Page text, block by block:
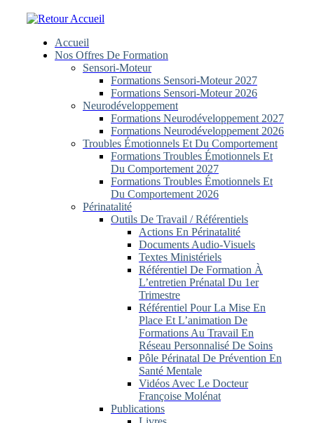
Accueil
Nos Offres De Formation
Sensori-Moteur
Formations Sensori-Moteur 2027
Formations Sensori-Moteur 2026
Neurodéveloppement
Formations Neurodéveloppement 2027
Formations Neurodéveloppement 2026
Troubles Émotionnels Et Du Comportement
Formations Troubles Émotionnels Et
Du Comportement 2027
Formations Troubles Émotionnels Et
Du Comportement 2026
Périnatalité
Outils De Travail / Référentiels
Actions En Périnatalité
Documents Audio-Visuels
Textes Ministériels
Référentiel De Formation À
L’entretien Prénatal Du 1er
Trimestre
Référentiel Pour La Mise En
Place Et L’animation De
Formations Au Travail En
Réseau Personnalisé De Soins
Pôle Périnatal De Prévention En
Santé Mentale
Vidéos Avec Le Docteur
Françoise Molénat
Publications